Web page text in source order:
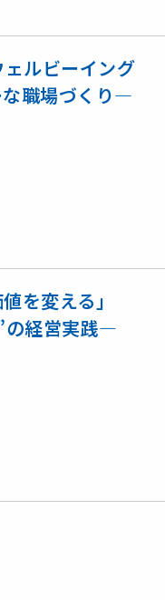
ルビーイング
職場づくり―
を変える」
の経営実践―